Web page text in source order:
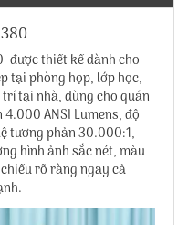
được thiết kế dành cho
tại phòng họp, lớp học,
tại nhà, dùng cho quán
ANSI Lumens, độ
tương phản 30.000:1,
hình ảnh sắc nét, màu
rõ ràng ngay cả